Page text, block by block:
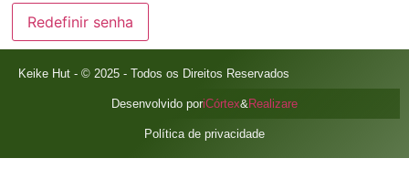
Redefinir senha
Keike Hut - © 2025 - Todos os Direitos Reservados
Desenvolvido poriCórtex&Realizare
Política de privacidade